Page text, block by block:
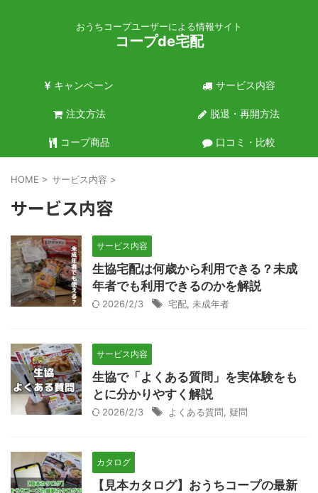
おうちコープユーザーによる情報サイト
コープde宅配
キャンペーン サービス内容
注文方法 脱退・再開方法
コープ商品 口コミ・比較
HOME > サービス内容 >
サービス内容
サービス内容
生協宅配は何歳から利用できる？未成
年者でも利用できるのかを解説
2026/2/3 宅配 未成年者
サービス内容
生協で「よくある質問」を実体験をも
とに分かりやすく解説
2026/2/3 よくある質問 疑問
カタログ
【見本カタログ】おうちコープの最新